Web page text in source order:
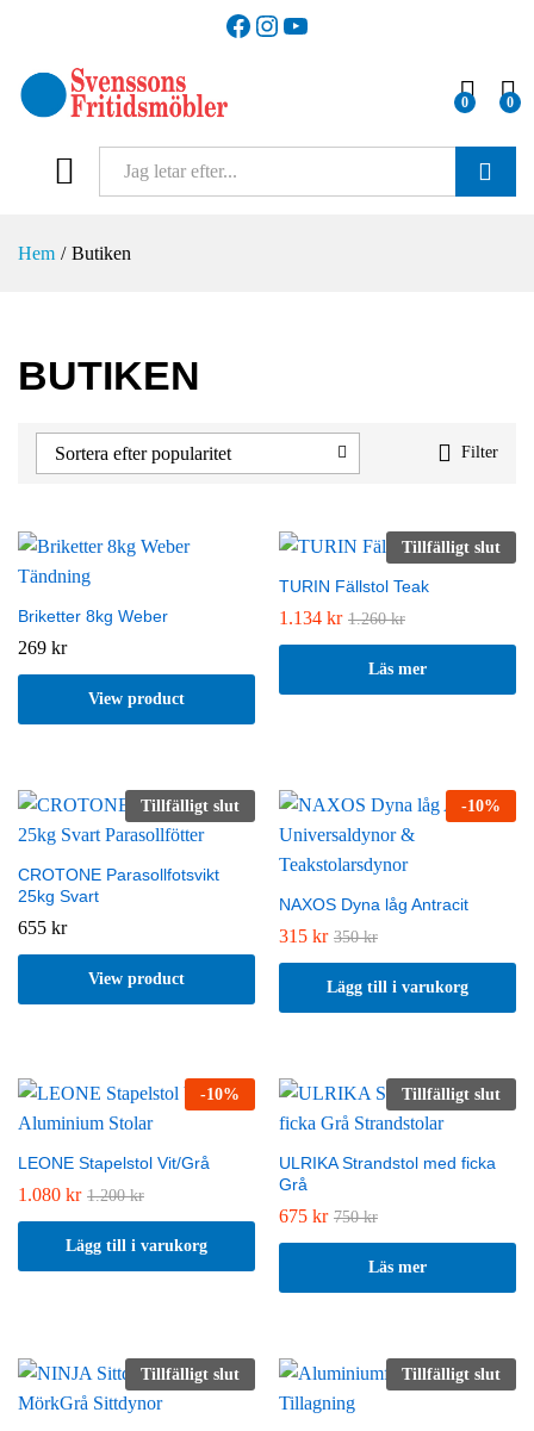
Facebook
Instagram
YouTube
0 0
Hem / Butiken
BUTIKEN
Filter
Sortera efter popularitet
Briketter 8kg Weber
269 kr
View product
Tillfälligt slut
TURIN Fällstol Teak
1.134 kr 1.260kr
Läs mer
Tillfälligt slut
CROTONE Parasollfotsvikt
25kg Svart
655 kr
View product
-10%
NAXOS Dyna låg Antracit
315 kr 350kr
Lägg till i varukorg
-10%
LEONE Stapelstol Vit/Grå
1.080 kr 1.200kr
Lägg till i varukorg
Tillfälligt slut
ULRIKA Strandstol med ficka
Grå
675 kr 750kr
Läs mer
Tillfälligt slut Tillfälligt slut